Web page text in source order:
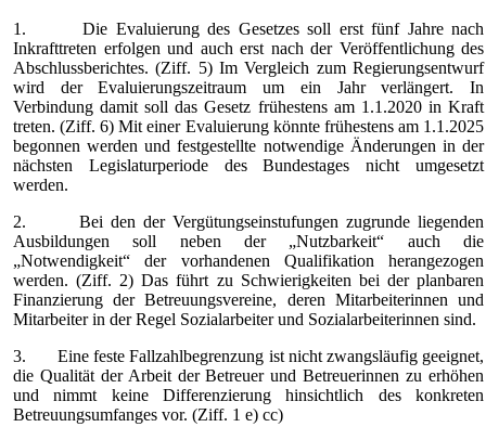
1. Die Evaluierung des Gesetzes soll erst fünf Jahre nach
Inkrafttreten erfolgen und auch erst nach der Veröffentlichung des
Abschlussberichtes. (Ziff. 5) Im Vergleich zum Regierungsentwurf
wird der Evaluierungszeitraum um ein Jahr verlängert. In
Verbindung damit soll das Gesetz frühestens am 1.1.2020 in Kraft
treten. (Ziff. 6) Mit einer Evaluierung könnte frühestens am 1.1.2025
begonnen werden und festgestellte notwendige Änderungen in der
nächsten Legislaturperiode des Bundestages nicht umgesetzt
werden.
2. Bei den der Vergütungseinstufungen zugrunde liegenden
Ausbildungen soll neben der „Nutzbarkeit“ auch die
„Notwendigkeit“ der vorhandenen Qualifikation herangezogen
werden. (Ziff. 2) Das führt zu Schwierigkeiten bei der planbaren
Finanzierung der Betreuungsvereine, deren Mitarbeiterinnen und
Mitarbeiter in der Regel Sozialarbeiter und Sozialarbeiterinnen sind.
3. Eine feste Fallzahlbegrenzung ist nicht zwangsläufig geeignet,
die Qualität der Arbeit der Betreuer und Betreuerinnen zu erhöhen
und nimmt keine Differenzierung hinsichtlich des konkreten
Betreuungsumfanges vor. (Ziff. 1 e) cc)